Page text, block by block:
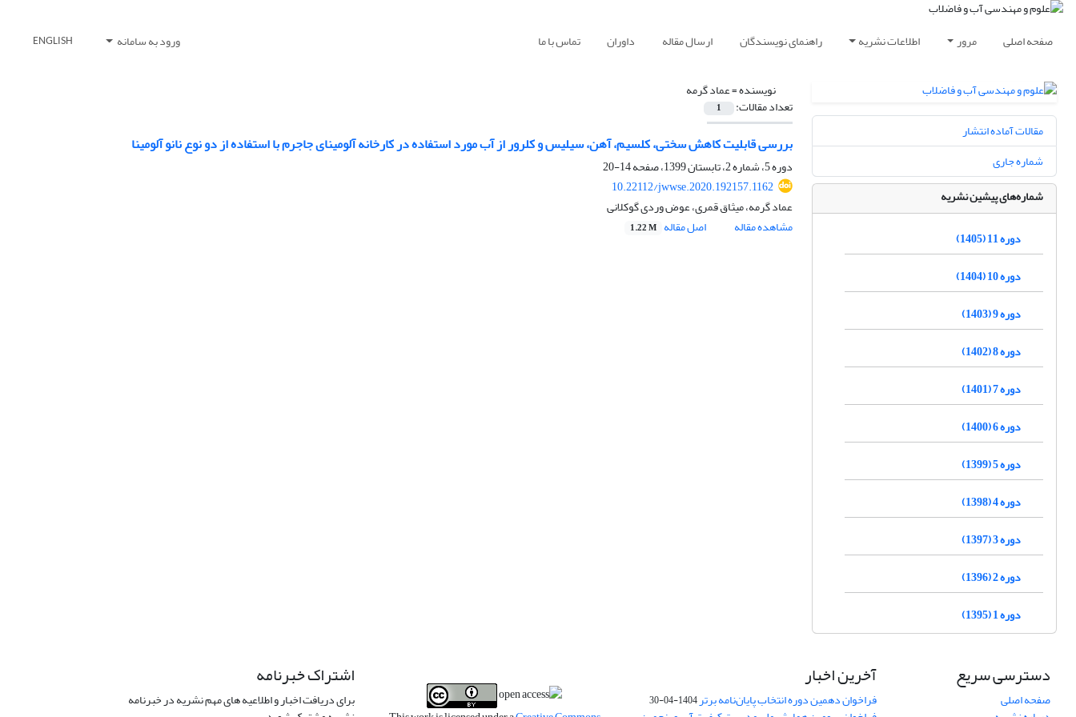
صفحه اصلی مرور اطلاعات نشریه راهنمای نویسندگان ارسال مقاله داوران تماس با ما ورود به سامانه ENGLISH
نویسنده =عماد گرمه
تعداد مقالات: 1
بررسی قابلیت کاهش سختی، کلسیم، آهن، سیلیس و کلرور از آب مورد استفاده در کارخانه آلومینای جاجرم با استفاده از دو نوع نانو آلومینا
دوره 5، شماره 2، تابستان 1399، صفحه
14-20
10.22112/jwwse.2020.192157.1162
عماد گرمه، میثاق قمری، عوض وردی گوکلانی
مشاهده مقاله
اصل مقاله 1.22 M
مقالات آماده انتشار
شماره جاری
شماره‌های پیشین نشریه
دوره 11 (1405)
دوره 10 (1404)
دوره 9 (1403)
دوره 8 (1402)
دوره 7 (1401)
دوره 6 (1400)
دوره 5 (1399)
دوره 4 (1398)
دوره 3 (1397)
دوره 2 (1396)
دوره 1 (1395)
دسترسی سریع
صفحه اصلی
آخرین اخبار
فراخوان دهمین دوره انتخاب پایان‌نامه برتر1404-04-30
اشتراک خبرنامه
برای دریافت اخبار و اطلاعیه های مهم نشریه در خبرنامه